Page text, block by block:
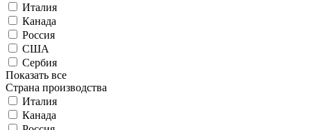
Италия
Канада
Россия
США
Сербия
Показать все
Страна производства
Италия
Канада